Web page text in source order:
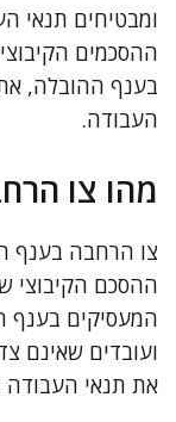
ומבטיחים תנאי
ההסכמים
בענף ההובלה,
העבודה.
מהו צו
צו הרחבה בענף
ההסכם הקיבוצי
המעסיקים בענף
ועובדים שאינם
את תנאי העבודה